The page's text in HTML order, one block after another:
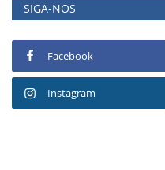
SIGA-NOS
Facebook
Instagram